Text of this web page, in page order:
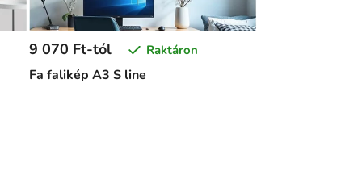
Fa falikép A3 S line
9 070 Ft-tól Raktáron